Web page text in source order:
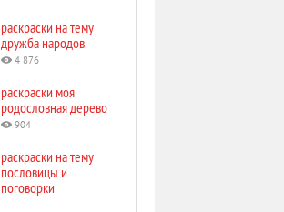
раскраски на тему
дружба народов
4 876
раскраски моя
родословная дерево
904
раскраски на тему
пословицы и
поговорки